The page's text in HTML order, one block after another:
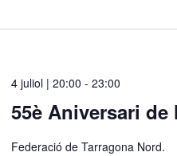
55è Aniversari de
4 juliol | 20:00 -23:00
Federació de Tarragona Nord.